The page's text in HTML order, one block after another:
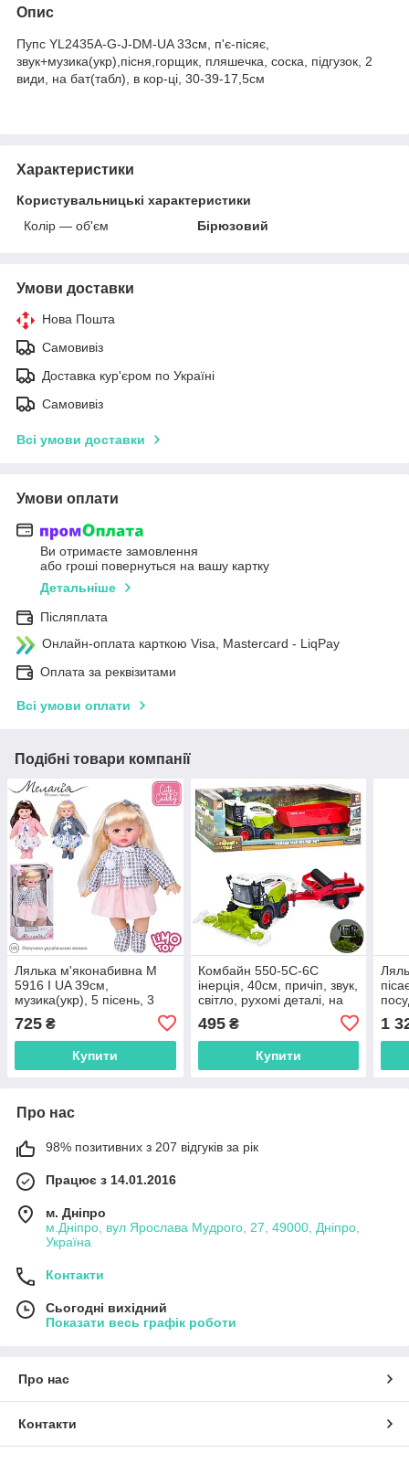
Опис
Пупс YL2435A-G-J-DM-UA 33см, п'є-пісяє,
звук+музика(укр),пісня,горщик, пляшечка, соска, підгузок, 2
види, на бат(табл), в кор-ці, 30-39-17,5см
Характеристики
Користувальницькі характеристики
Колір — об'єм
Бірюзовий
Умови доставки
Нова Пошта
Самовивіз
Доставка кур'єром по Україні
Самовивіз
Всі умови доставки
Умови оплати
Ви отримаєте замовлення
або гроші повернуться на вашу картку
Детальніше
Післяплата
Онлайн-оплата карткою Visa, Mastercard - LiqPay
Оплата за реквізитами
Всі умови оплати
Подібні товари компанії
Лялька м'яконабивна M
5916 I UA 39см,
музика(укр), 5 пісень, 3
ці(розібрана), 20-40-16см
725 ₴
Купити
Комбайн 550-5C-6C
інерція, 40см, причіп, звук,
світло, рухомі деталі, на
кор-ці, 43,5-13-14см
495₴
Купити
1
Про нас
98% позитивних з 207 відгуків за рік
Працює з 14.01.2016
м. Дніпро
м.Дніпро, вул Ярослава Мудрого, 27, 49000, Дніпро,
Україна
Контакти
Сьогодні вихідний
Показати весь графік роботи
Про нас
Контакти